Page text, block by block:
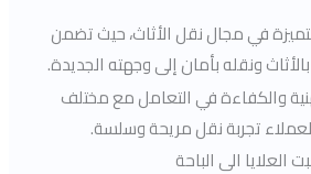
في مجال نقل الأثاث، حيث تضمن
ونقله بأمان إلى وجهته الجديدة.
والكفاءة في التعامل مع مختلف
تجربة نقل مريحة وسلسة.
الى الباحة